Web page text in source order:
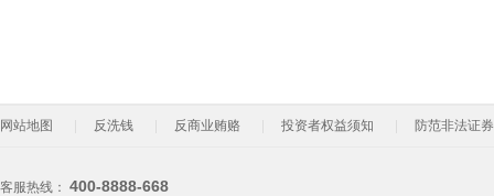
网站地图 反洗钱 反商业贿赂 投资者权益须知 防范非法证
客服热线： 400-8888-668